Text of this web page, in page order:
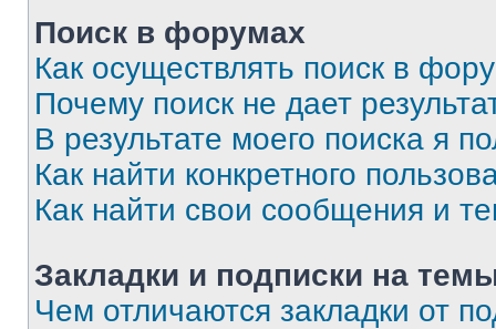
Поиск в форумах
Как осуществлять поиск в
Почему поиск не дает
В результате моего поиска я
Как найти конкретного
Как найти свои сообщения и
Закладки и подписки на
Чем отличаются закладки от